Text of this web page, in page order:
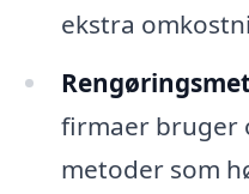
ekstra
firmaer bruger
metoder som